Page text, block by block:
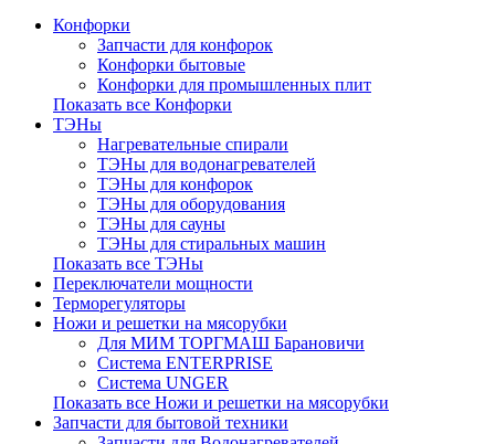
Конфорки
Запчасти для конфорок
Конфорки бытовые
Конфорки для промышленных плит
Показать все Конфорки
ТЭНы
Нагревательные спирали
ТЭНы для водонагревателей
ТЭНы для конфорок
ТЭНы для оборудования
ТЭНы для сауны
ТЭНы для стиральных машин
Показать все ТЭНы
Переключатели мощности
Терморегуляторы
Ножи и решетки на мясорубки
Для МИМ ТОРГМАШ Барановичи
Система ENTERPRISE
Система UNGER
Показать все Ножи и решетки на мясорубки
Запчасти для бытовой техники